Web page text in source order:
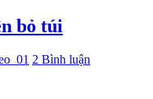
bỏ túi
2 Bình luận